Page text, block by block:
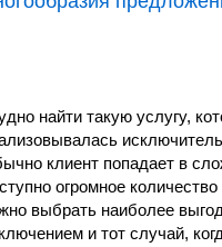
найти такую услугу,
клиент попадает в
огромное
выбрать наиболее
и тот случай,